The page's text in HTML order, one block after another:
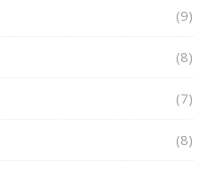
(9)
(8)
(7)
(8)